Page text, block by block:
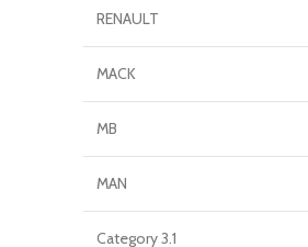
RENAULT
MACK
MB
MAN
Category 3.1